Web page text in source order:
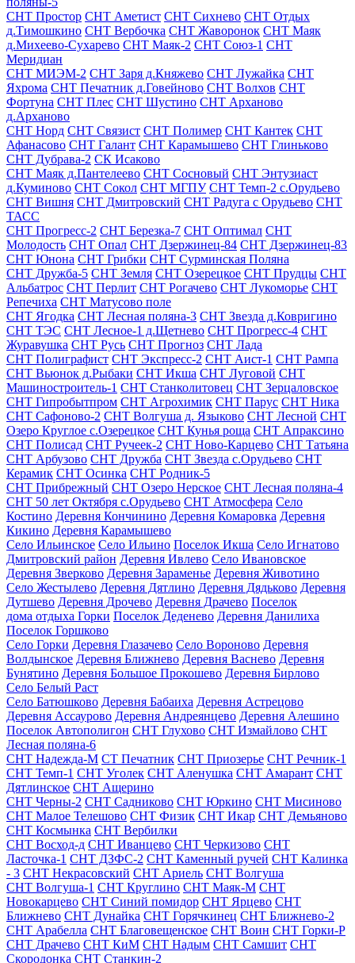
СНТ Простор СНТ Аметист СНТ Сихнево СНТ Отдых
д.Тимошкино СНТ Вербочка СНТ Жаворонок СНТ Маяк
д.Михеево-Сухарево СНТ Маяк-2 СНТ Союз-1 СНТ
Меридиан
СНТ МИЭМ-2 СНТ Заря д.Княжево СНТ Лужайка СНТ
Яхрома СНТ Печатник д.Говейново СНТ Волхов СНТ
Фортуна СНТ Плес СНТ Шустино СНТ Арханово
д.Арханово
СНТ Норд СНТ Связист СНТ Полимер СНТ Кантек СНТ
Афанасово СНТ Галант СНТ Карамышево СНТ Глиньково
СНТ Дубрава-2 СК Исаково
СНТ Маяк д.Пантелеево СНТ Сосновый СНТ Энтузиаст
д.Куминово СНТ Сокол СНТ МГПУ СНТ Темп-2 с.Орудьево
СНТ Вишня СНТ Дмитровский СНТ Радуга с Орудьево СНТ
ТАСС
СНТ Прогресс-2 СНТ Березка-7 СНТ Оптимал СНТ
Молодость СНТ Опал СНТ Дзержинец-84 СНТ Дзержинец-83
СНТ Юнона СНТ Грибки СНТ Сурминская Поляна
СНТ Дружба-5 СНТ Земля СНТ Озерецкое СНТ Прудцы СНТ
Альбатрос СНТ Перлит СНТ Рогачево СНТ Лукоморье СНТ
Репечиха СНТ Матусово поле
СНТ Ягодка СНТ Лесная поляна-3 СНТ Звезда д.Ковригино
СНТ ТЭС СНТ Лесное-1 д.Щетнево СНТ Прогресс-4 СНТ
Журавушка СНТ Русь СНТ Прогноз СНТ Лада
СНТ Полиграфист СНТ Экспресс-2 СНТ Аист-1 СНТ Рампа
СНТ Вьюнок д.Рыбаки СНТ Икша СНТ Луговой СНТ
Машиностроитель-1 СНТ Станколитовец СНТ Зерцаловское
СНТ Гипробытпром СНТ Агрохимик СНТ Парус СНТ Ника
СНТ Сафоново-2 СНТ Волгуша д. Языково СНТ Лесной СНТ
Озеро Круглое с.Озерецкое СНТ Кунья роща СНТ Апраксино
СНТ Полисад СНТ Ручеек-2 СНТ Ново-Карцево СНТ Татьяна
СНТ Арбузово СНТ Дружба СНТ Звезда с.Орудьево СНТ
Керамик СНТ Осинка СНТ Родник-5
СНТ Прибрежный СНТ Озеро Нерское СНТ Лесная поляна-4
СНТ 50 лет Октября с.Орудьево СНТ Атмосфера Село
Костино Деревня Кончинино Деревня Комаровка Деревня
Кикино Деревня Карамышево
Село Ильинское Село Ильино Поселок Икша Село Игнатово
Дмитровский район Деревня Ивлево Село Ивановское
Деревня Зверково Деревня Зараменье Деревня Животино
Село Жестылево Деревня Дятлино Деревня Дядьково Деревня
Дутшево Деревня Дрочево Деревня Драчево Поселок
дома отдыха Горки Поселок Деденево Деревня Данилиха
Поселок Горшково
Село Горки Деревня Глазачево Село Вороново Деревня
Волдынское Деревня Ближнево Деревня Васнево Деревня
Бунятино Деревня Большое Прокошево Деревня Бирлово
Село Белый Раст
Село Батюшково Деревня Бабаиха Деревня Астрецово
Деревня Ассаурово Деревня Андреянцево Деревня Алешино
Поселок Автополигон СНТ Глухово СНТ Измайлово СНТ
Лесная поляна-6
СНТ Надежда-М СТ Печатник СНТ Приозерье СНТ Речник-1
СНТ Темп-1 СНТ Уголек СНТ Аленушка СНТ Амарант СНТ
Дятлинское СНТ Ащерино
СНТ Черны-2 СНТ Садниково СНТ Юркино СНТ Мисиново
СНТ Малое Телешово СНТ Физик СНТ Икар СНТ Демьяново
СНТ Космынка СНТ Вербилки
СНТ Восход-д СНТ Иванцево СНТ Черкизово СНТ
Ласточка-1 СНТ ДЗФС-2 СНТ Каменный ручей СНТ Калинка
- 3 СНТ Некрасовский СНТ Ариель СНТ Волгуша
СНТ Волгуша-1 СНТ Круглино СНТ Маяк-М СНТ
Новокарцево СНТ Синий помидор СНТ Ярцево СНТ
Ближнево СНТ Дунайка СНТ Горячкинец СНТ Ближнево-2
СНТ Арабелла СНТ Благовещенское СНТ Воин СНТ Горки-Р
СНТ Драчево СНТ КиМ СНТ Надым СНТ Самшит СНТ
Скородонка СНТ Станкин-2